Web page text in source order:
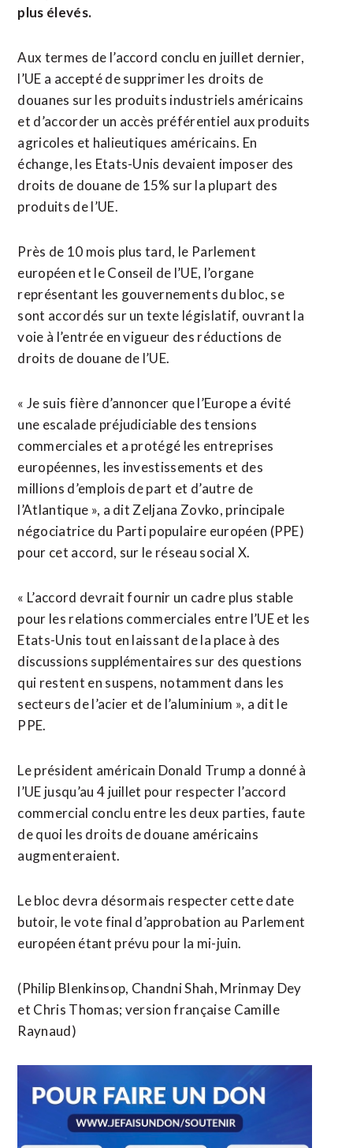
plus élevés.
Aux termes de l’accord conclu en juillet dernier,
l’UE a accepté de supprimer les droits de
douanes sur les produits industriels américains
et d’accorder un accès préférentiel aux produits
agricoles et halieutiques américains. En
échange, les Etats-Unis devaient imposer des
droits de douane de 15% sur la plupart des
produits de l’UE.
Près de 10 mois plus tard, le Parlement
européen et le Conseil de l’UE, l’organe
représentant les gouvernements du bloc, se
sont accordés sur un texte législatif, ouvrant la
voie à l’entrée en vigueur des réductions de
droits de douane de l’UE.
« Je suis fière d’annoncer que l’Europe a évité
une escalade préjudiciable des tensions
commerciales et a protégé les entreprises
européennes, les investissements et des
millions d’emplois de part et d’autre de
l’Atlantique », a dit Zeljana Zovko, principale
négociatrice du Parti populaire européen (PPE)
pour cet accord, sur le réseau social X.
« L’accord devrait fournir un cadre plus stable
pour les relations commerciales entre l’UE et les
Etats-Unis tout en laissant de la place à des
discussions supplémentaires sur des questions
qui restent en suspens, notamment dans les
secteurs de l’acier et de l’aluminium », a dit le
PPE.
Le président américain Donald Trump a donné à
l’UE jusqu’au 4 juillet pour respecter l’accord
commercial conclu entre les deux parties, faute
de quoi les droits de douane américains
augmenteraient.
Le bloc devra désormais respecter cette date
butoir, le vote final d’approbation au Parlement
européen étant prévu pour la mi-juin.
(Philip Blenkinsop, Chandni Shah, Mrinmay Dey
et Chris Thomas; version française Camille
Raynaud)